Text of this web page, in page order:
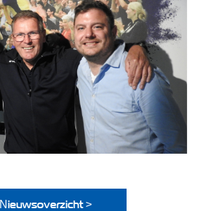
Nieuwsoverzicht >